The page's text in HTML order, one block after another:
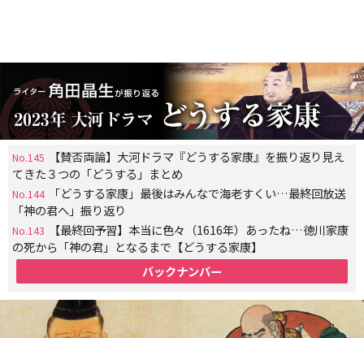
No.145
【賛否両論】大河ドラマ『どうする家康』を振り返り見え
てきた３つの「どうする」まとめ
No.144
「どうする家康」最後はみんなで海老すくい…最終回放送
「神の君へ」振り返り
No.143
【最終回予習】本当に色々（1616年）あったね…徳川家康
の死から「神の君」となるまで【どうする家康】
バックナンバー